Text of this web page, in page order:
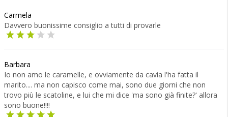
Carmela
Davvero buonissime consiglio a tutti di provarle
Barbara
Io non amo le caramelle, e ovviamente da cavia l'ha fatta il
marito.... ma non capisco come mai, sono due giorni che non
trovo più le scatoline, e lui che mi dice 'ma sono già finite?' allora
sono buone!!!!